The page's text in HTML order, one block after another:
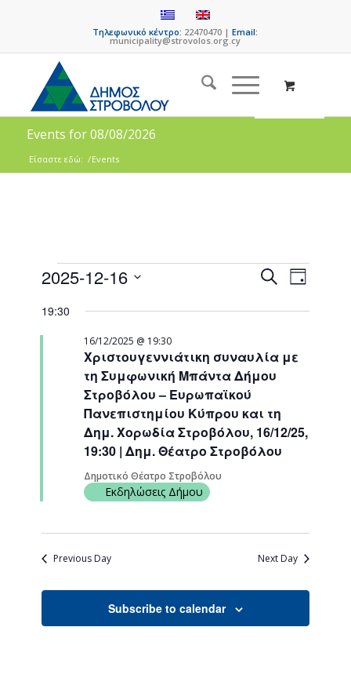
Τηλεφωνικό κέντρο: 22470470 |Email:
municipality@strovolos.org.cy
Events for 08/08/2026
Είσαστε εδώ: /Events
Events
Views
SearchEvent
Views
Day
2025-12-16
date.
19:30
Χριστουγεννιάτικη συναυλία με
τη Συμφωνική Μπάντα Δήμου
Στροβόλου – Ευρωπαϊκού
Πανεπιστημίου Κύπρου και τη
Δημ. Χορωδία Στροβόλου, 16/12/25,
19:30 | Δημ. Θέατρο Στροβόλου
16/12/2025 @ 19:30
Δημοτικό Θέατρο Στροβόλου
Εκδηλώσεις Δήμου
Previous Day Next Day
Subscribe to calendar